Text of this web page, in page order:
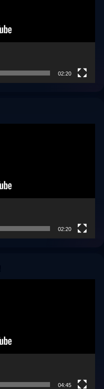
02:20
02:20
04:45